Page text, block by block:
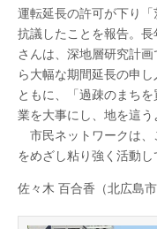
海
道
運転延長の許可が下り
抗議したことを報告。
さんは、深地層研究計
ら大幅な期間延長の申
ともに、「過疎のまち
業を大事にし、地を這う
市民ネットワークは
をめざし粘り強く活動し
佐々木 百合香（北広島市